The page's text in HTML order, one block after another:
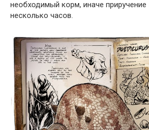
необходимый корм, иначе приручение
несколько часов.